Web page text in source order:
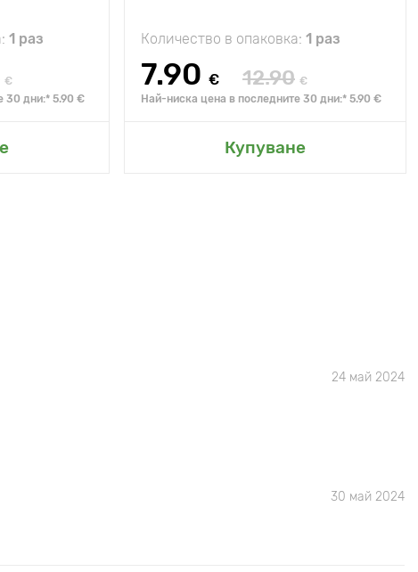
1 раз
€
30 дни:* 5.90 €
Количество в опаковка: 1 раз
7.90 € 12.90 €
Най-ниска цена в последните 30 дни:* 5.90 €
Купуване
24 май 2024
30 май 2024